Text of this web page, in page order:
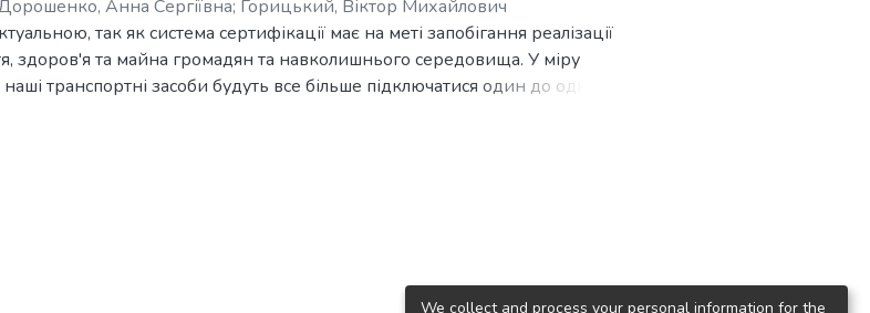
Анна Сергіївна; Горицький, Віктор Михайлович
так як система сертифікації має на меті запобігання реалізації
здоров'я та майна громадян та навколишнього середовища. У міру
транспортні засоби будуть все більше підключатися один до одного
та мереж, що створить нові вразливості, пов’язані з безпекою, в
схема сертифікація кібербезпеки підключеного автомобіля опираючись наWe collect and process your personal information for the